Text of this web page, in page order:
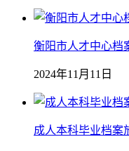
衡阳市人才中心档
2024年11月11日
成人本科毕业档案